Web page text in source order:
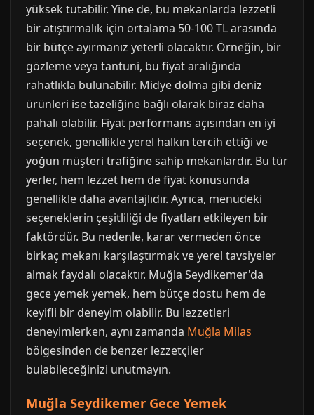
yüksek tutabilir. Yine de, bu mekanlarda lezzetli
bir atıştırmalık için ortalama 50-100 TL arasında
bir bütçe ayırmanız yeterli olacaktır. Örneğin, bir
gözleme veya tantuni, bu fiyat aralığında
rahatlıkla bulunabilir. Midye dolma gibi deniz
ürünleri ise tazeliğine bağlı olarak biraz daha
pahalı olabilir. Fiyat performans açısından en iyi
seçenek, genellikle yerel halkın tercih ettiği ve
yoğun müşteri trafiğine sahip mekanlardır. Bu tür
yerler, hem lezzet hem de fiyat konusunda
genellikle daha avantajlıdır. Ayrıca, menüdeki
seçeneklerin çeşitliliği de fiyatları etkileyen bir
faktördür. Bu nedenle, karar vermeden önce
birkaç mekanı karşılaştırmak ve yerel tavsiyeler
almak faydalı olacaktır. Muğla Seydikemer'da
gece yemek yemek, hem bütçe dostu hem de
keyifli bir deneyim olabilir. Bu lezzetleri
deneyimlerken, aynı zamanda Muğla Milas
bölgesinden de benzer lezzetçiler
bulabileceğinizi unutmayın.
Muğla Seydikemer Gece Yemek